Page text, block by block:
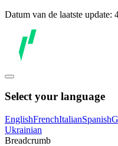
Datum van de laatste update:
Select your language
EnglishFrenchItalianSpanish
Ukrainian
Breadcrumb